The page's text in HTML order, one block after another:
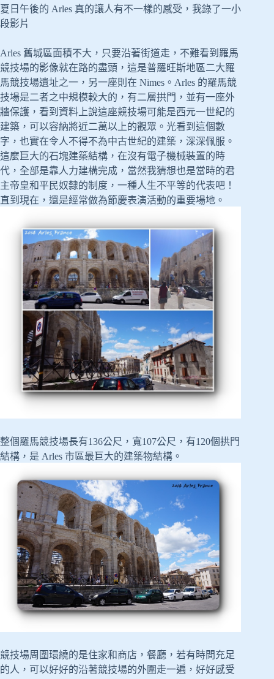
夏日午後的 Arles 真的讓人有不一樣的感受，我錄了一小
段影片
Arles 舊城區面積不大，只要沿著街道走，不難看到羅馬
競技場的影像就在路的盡頭，這是普羅旺斯地區二大羅
馬競技場遺址之一，另一座則在 Nimes。Arles 的羅馬競
技場是二者之中規模較大的，有二層拱門，並有一座外
牆保護，看到資料上說這座競技場可能是西元一世紀的
建築，可以容納將近二萬以上的觀眾。光看到這個數
字，也實在令人不得不為中古世紀的建築，深深佩服。
這麼巨大的石塊建築結構，在沒有電子機械裝置的時
代，全部是靠人力建構完成，當然我猜想也是當時的君
主帝皇和平民奴隸的制度，一種人生不平等的代表吧！
直到現在，還是經常做為節慶表演活動的重要場地。
整個羅馬競技場長有136公尺，寬107公尺，有120個拱門
結構，是 Arles 市區最巨大的建築物結構。
競技場周圍環繞的是住家和商店，餐廳，若有時間充足
的人，可以好好的沿著競技場的外圍走一遍，好好感受